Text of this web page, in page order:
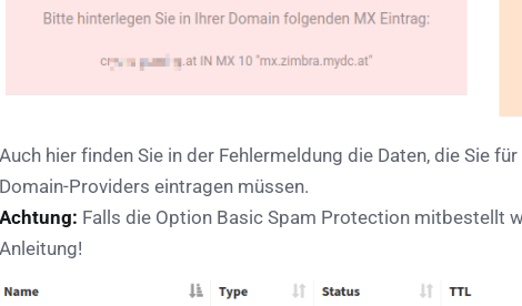
Auch hier finden Sie in der Fehlermeldung die Daten, die Sie
Domain-Providers eintragen müssen.
Achtung: Falls die Option Basic Spam Protection mitbestellt
Anleitung!